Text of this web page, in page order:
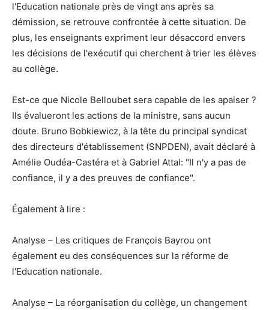
l'Education nationale près de vingt ans après sa
démission, se retrouve confrontée à cette situation. De
plus, les enseignants expriment leur désaccord envers
les décisions de l'exécutif qui cherchent à trier les élèves
au collège.
Est-ce que Nicole Belloubet sera capable de les apaiser ?
Ils évalueront les actions de la ministre, sans aucun
doute. Bruno Bobkiewicz, à la tête du principal syndicat
des directeurs d'établissement (SNPDEN), avait déclaré à
Amélie Oudéa-Castéra et à Gabriel Attal: "Il n'y a pas de
confiance, il y a des preuves de confiance".
Également à lire :
Analyse – Les critiques de François Bayrou ont
également eu des conséquences sur la réforme de
l'Education nationale.
Analyse – La réorganisation du collège, un changement